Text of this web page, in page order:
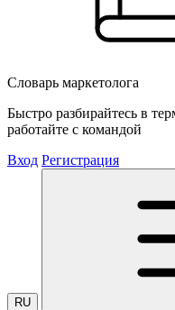
Словарь маркетолога
Быстро разбирайтесь в
работайте с командой
Вход Регистрация
RU